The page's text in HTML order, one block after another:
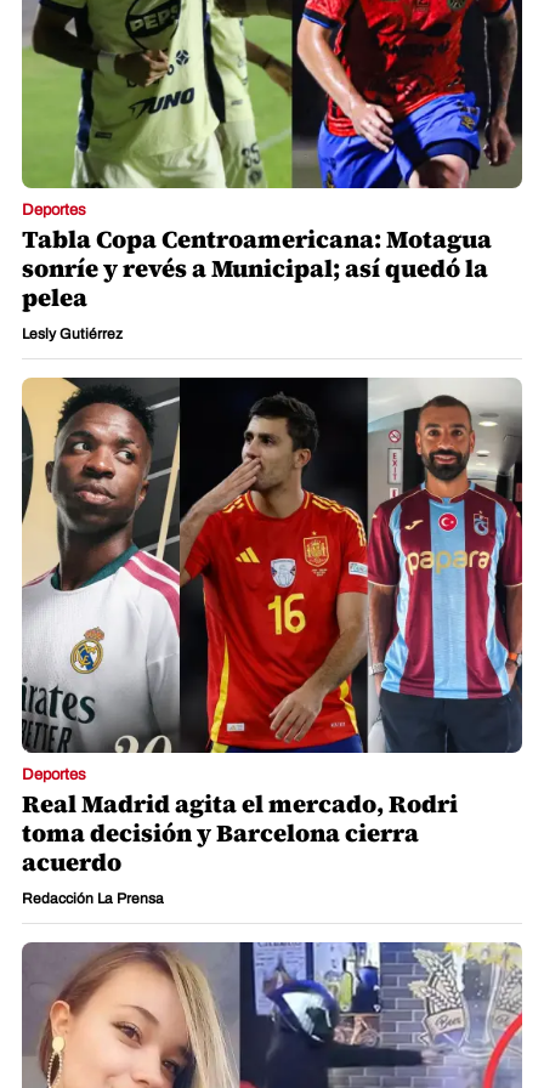
Deportes
Tabla Copa Centroamericana: Motagua
sonríe y revés a Municipal; así quedó la
pelea
Lesly Gutiérrez
Deportes
Real Madrid agita el mercado, Rodri
toma decisión y Barcelona cierra
acuerdo
Redacción La Prensa